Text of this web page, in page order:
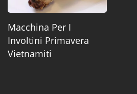
Macchina Per I
Involtini Primavera
Vietnamiti